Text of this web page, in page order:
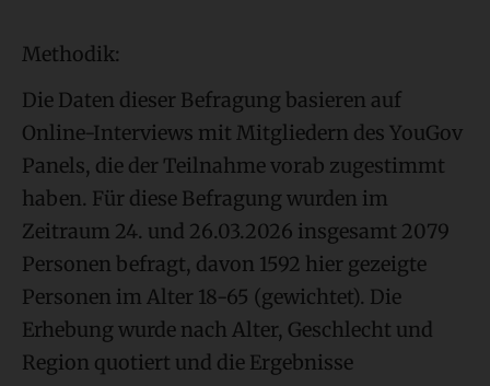
Methodik:
Die Daten dieser Befragung basieren auf
Online-Interviews mit Mitgliedern des YouGov
Panels, die der Teilnahme vorab zugestimmt
haben. Für diese Befragung wurden im
Zeitraum 24. und 26.03.2026 insgesamt 2079
Personen befragt, davon 1592 hier gezeigte
Personen im Alter 18-65 (gewichtet). Die
Erhebung wurde nach Alter, Geschlecht und
Region quotiert und die Ergebnisse